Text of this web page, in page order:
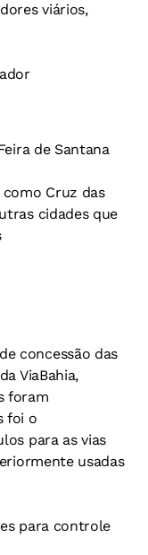
viários,
de Santana
como Cruz das
cidades que
concessão das
ViaBahia,
foram
foi o
para as vias
usadas
para controle